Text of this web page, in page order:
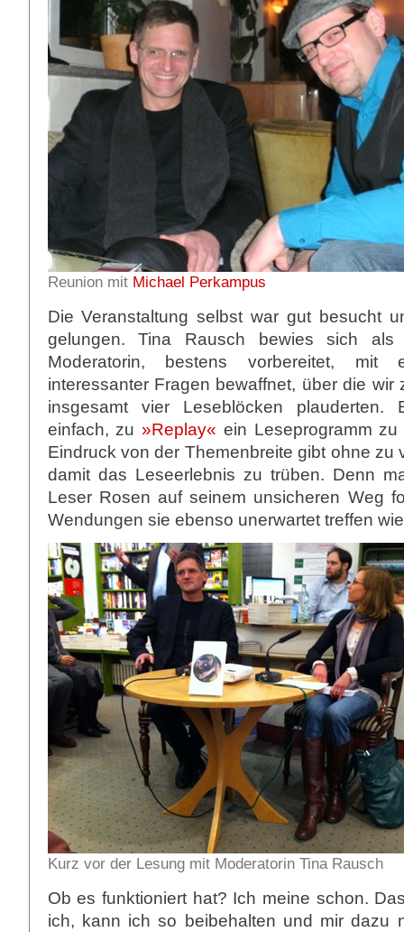
Reunion mit Michael Perkampus
Die Veranstaltung selbst war gut besucht
gelungen. Tina Rausch bewies sich als
Moderatorin, bestens vorbereitet, mit
interessanter Fragen bewaffnet, über die wir
insgesamt vier Leseblöcken
einfach, zu »Replay« ein Leseprogramm
Eindruck von der Themenbreite gibt ohne zu
damit das Leseerlebnis zu trüben. Denn
Leser Rosen auf seinem unsicheren Weg
Wendungen sie ebenso unerwartet treffen
Kurz vor der Lesung mit Moderatorin Tina Rausch
Ob es funktioniert hat? Ich meine schon.
ich, kann ich so beibehalten und mir dazu